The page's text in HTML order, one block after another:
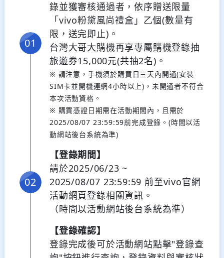
錄並獲審核通過者，依序贈送限量
「vivo粉黛風尚禮盒」乙個(數量有
限，送完即止)。
台灣大哥大購機再享專屬購機登錄抽
旅遊券15,000元(共抽2名)。
※ 請注意，手機須於購買日三天內開通(安裝
SIM卡並開機連網4小時以上)，未開通者不符合
本次活動資格。
※ 購買憑證日期需在活動期間內，且需於
2025/08/07 23:59:59前完成登錄。(時間以活
動網站後台系統為準)
【登錄期間】
請於2025/06/23 ~
2025/08/07 23:59:59 前至vivo官網
活動網頁登錄相關資訊。
（時間以活動網站後台系統為準）
【登錄確認】
登錄完成後可於活動網站點擊"登錄查